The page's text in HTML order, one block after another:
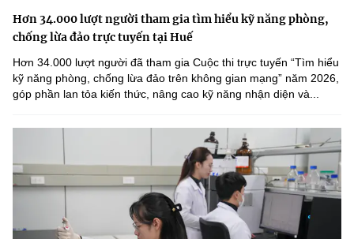
Hơn 34.000 lượt người tham gia tìm hiểu kỹ năng phòng,
chống lừa đảo trực tuyến tại Huế
Hơn 34.000 lượt người đã tham gia Cuộc thi trực tuyến “Tìm hiểu
kỹ năng phòng, chống lừa đảo trên không gian mạng” năm 2026,
góp phần lan tỏa kiến thức, nâng cao kỹ năng nhận diện và...